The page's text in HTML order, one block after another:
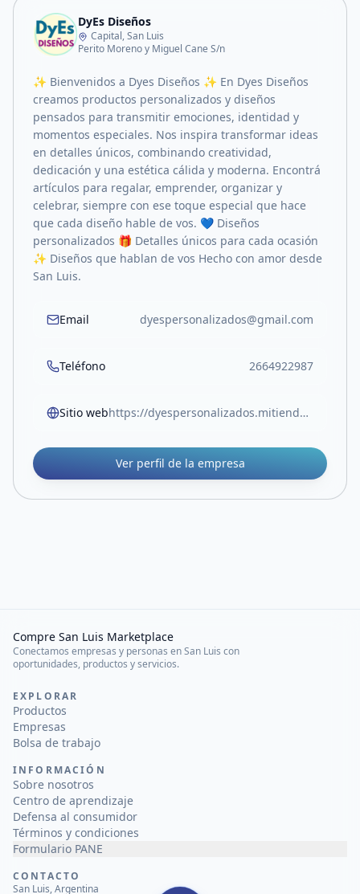
DyEs Diseños
Capital, San Luis
Perito Moreno y Miguel Cane S/n
✨ Bienvenidos a Dyes Diseños ✨ En Dyes Diseños
creamos productos personalizados y diseños
pensados para transmitir emociones, identidad y
momentos especiales. Nos inspira transformar ideas
en detalles únicos, combinando creatividad,
dedicación y una estética cálida y moderna. Encontrá
artículos para regalar, emprender, organizar y
celebrar, siempre con ese toque especial que hace
que cada diseño hable de vos. 💙 Diseños
personalizados 🎁 Detalles únicos para cada ocasión
✨ Diseños que hablan de vos Hecho con amor desde
San Luis.
Email dyespersonalizados@gmail.com
Teléfono 2664922987
Sitio web https://dyespersonalizados.mitiendanube.com/
Ver perfil de la empresa
Compre San Luis Marketplace
Conectamos empresas y personas en San Luis con
oportunidades, productos y servicios.
EXPLORAR
Productos
Empresas
Bolsa de trabajo
INFORMACIÓN
Sobre nosotros
Centro de aprendizaje
Defensa al consumidor
Términos y condiciones
Formulario PANE
CONTACTO
San Luis, Argentina